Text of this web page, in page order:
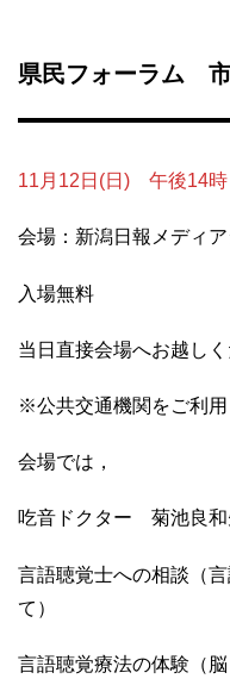
県民フォーラム 市
11月12日(日) 午後14
会場：新潟日報メディ
入場無料
当日直接会場へお越しく
※公共交通機関をご利用
会場では，
吃音ドクター 菊池良和
言語聴覚士への相談（
て）
言語聴覚療法の体験（